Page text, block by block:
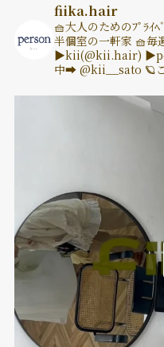
fiika.hair
🧺大人のためのﾌﾟﾗｲﾍ
半個室の一軒家 🧺毎
▶︎kii(@kii.hair)
中➡︎ @kii__sato 🪐